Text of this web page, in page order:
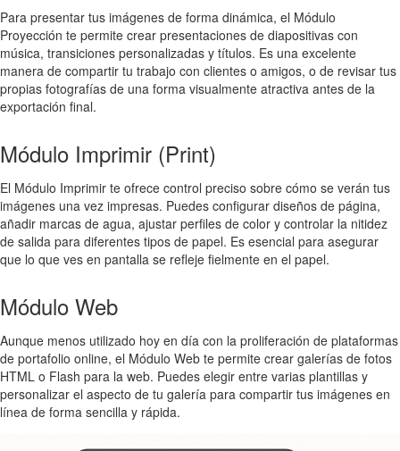
Para presentar tus imágenes de forma dinámica, el Módulo
Proyección te permite crear presentaciones de diapositivas con
música, transiciones personalizadas y títulos. Es una excelente
manera de compartir tu trabajo con clientes o amigos, o de revisar tus
propias fotografías de una forma visualmente atractiva antes de la
exportación final.
Módulo Imprimir (Print)
El Módulo Imprimir te ofrece control preciso sobre cómo se verán tus
imágenes una vez impresas. Puedes configurar diseños de página,
añadir marcas de agua, ajustar perfiles de color y controlar la nitidez
de salida para diferentes tipos de papel. Es esencial para asegurar
que lo que ves en pantalla se refleje fielmente en el papel.
Módulo Web
Aunque menos utilizado hoy en día con la proliferación de plataformas
de portafolio online, el Módulo Web te permite crear galerías de fotos
HTML o Flash para la web. Puedes elegir entre varias plantillas y
personalizar el aspecto de tu galería para compartir tus imágenes en
línea de forma sencilla y rápida.